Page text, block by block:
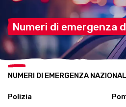
Numeri di emergenza
NUMERI DI EMERGENZA
Polizia